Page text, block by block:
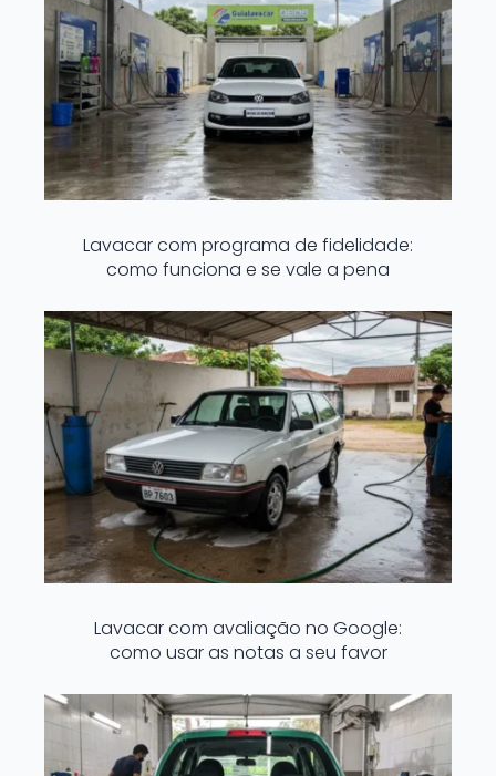
Lavacar com programa de fidelidade:
como funciona e se vale a pena
Lavacar com avaliação no Google:
como usar as notas a seu favor